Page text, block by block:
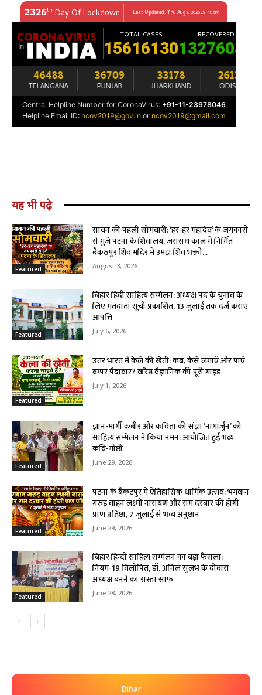
यह भी पढ़े
Featured
सावन की पहली सोमवारी: ‘हर-हर महादेव’ के जयकारों
से गुंजे पटना के शिवालय, जरासंध काल में निर्मित
बैकठपुर शिव मंदिर में उमड़ा शिव भक्तों...
August 3, 2026
Featured
बिहार हिंदी साहित्य सम्मेलन: अध्यक्ष पद के चुनाव के
लिए मतदाता सूची प्रकाशित, 13 जुलाई तक दर्ज कराएं
आपत्ति
July 6, 2026
Featured
उत्तर भारत में केले की खेती: कब, कैसे लगाएँ और पाएँ
बम्पर पैदावार? वरिष्ठ वैज्ञानिक की पूरी गाइड
July 1, 2026
Featured
ज्ञान-मार्गी कबीर और कविता की संज्ञा ‘नागार्जुन’ को
साहित्य सम्मेलन ने किया नमन: आयोजित हुई भव्य
कवि-गोष्ठी
June 29, 2026
Featured
पटना के बैकटपुर में ऐतिहासिक धार्मिक उत्सव: भगवान
गरुड़ वाहन लक्ष्मी नारायण और राम दरबार की होगी
प्राण प्रतिष्ठा, 7 जुलाई से भव्य अनुष्ठान
June 29, 2026
Featured
बिहार हिन्दी साहित्य सम्मेलन का बड़ा फैसला:
नियम-19 विलोपित, डॉ. अनिल सुलभ के दोबारा
अध्यक्ष बनने का रास्ता साफ
June 28, 2026
Bihar